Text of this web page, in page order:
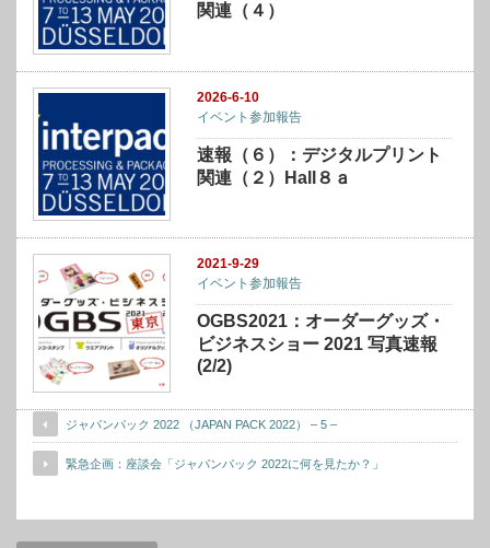
関連（４）
2026-6-10
イベント参加報告
速報（６）：デジタルプリント
関連（２）Hall８ａ
2021-9-29
イベント参加報告
OGBS2021：オーダーグッズ・
ビジネスショー 2021 写真速報
(2/2)
ジャパンパック 2022 （JAPAN PACK 2022） – 5 –
緊急企画：座談会「ジャパンパック 2022に何を見たか？」